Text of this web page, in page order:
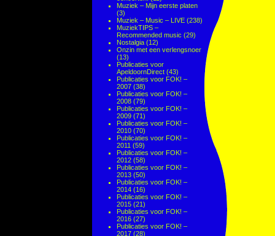
Muziek – Mijn eerste platen
(3)
Muziek – Music – LIVE (238)
MuziekTIPS –
Recommended music (29)
Nostalgia (12)
Onzin met een verlengsnoer
(13)
Publicaties voor
ApeldoornDirect (43)
Publicaties voor FOK! –
2007 (38)
Publicaties voor FOK! –
2008 (79)
Publicaties voor FOK! –
2009 (71)
Publicaties voor FOK! –
2010 (70)
Publicaties voor FOK! –
2011 (59)
Publicaties voor FOK! –
2012 (58)
Publicaties voor FOK! –
2013 (50)
Publicaties voor FOK! –
2014 (16)
Publicaties voor FOK! –
2015 (21)
Publicaties voor FOK! –
2016 (27)
Publicaties voor FOK! –
2017 (28)